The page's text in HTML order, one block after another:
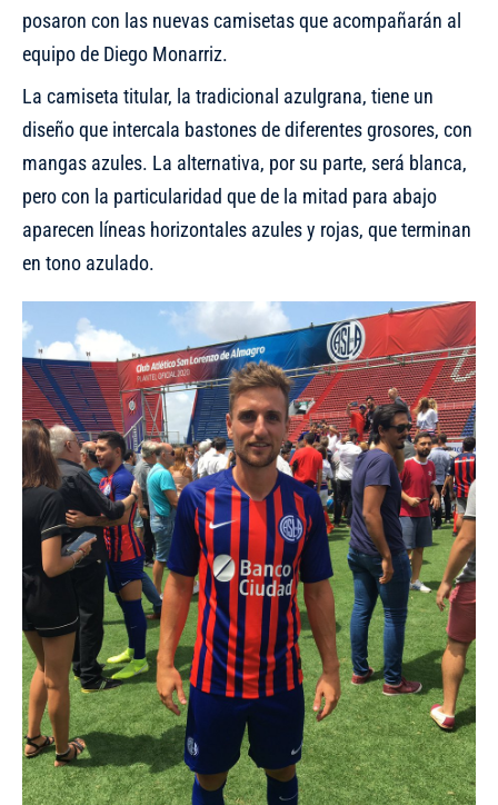
posaron con las nuevas camisetas que acompañarán al
equipo de Diego Monarriz.
​La camiseta titular, la tradicional azulgrana, tiene un
diseño que intercala bastones de diferentes grosores, con
mangas azules. La alternativa, por su parte, será blanca,
pero con la particularidad que de la mitad para abajo
aparecen líneas horizontales azules y rojas, que terminan
en tono azulado.